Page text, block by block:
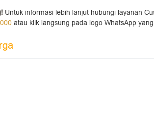
Untuk informasi lebih lanjut hubungi layanan
atau klik langsung pada logo WhatsApp